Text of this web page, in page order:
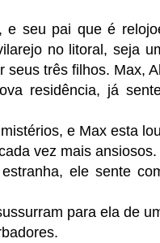
seu pai que é
no litoral, seja
seus três filhos. Max,
residência, já
e Max esta
vez mais ansiosos.
ele sente
para ela de